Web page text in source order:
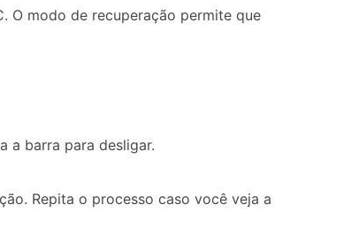
O modo de recuperação permite que
a barra para desligar.
Repita o processo caso você veja a